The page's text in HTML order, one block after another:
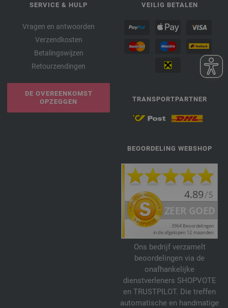
SERVICE & HULP
Vragen en antwoorden
Verzendkosten
Betalingswijzen
Retourzendingen
DE OVEREENKOMST
OPZEGGEN
VEILIG BETALEN
TRANSPORTPARTNER
BEOORDELING WEBSHOP
Ons bedrijf verzamelt
beoordelingen via de
onafhankelijke
dienstverleners SHOPVOTE
en TRUSTPILOT. Die treffen
automatische en handmatige